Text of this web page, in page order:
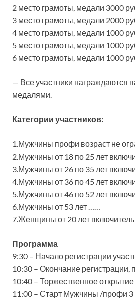
2 место грамоты, медали 3000
3 место грамоты, медали 2000
4 место грамоты, медали 1000
5 место грамоты, медали 1000
6 место грамоты, медали 1000
— Все участники награждаются
медалями.
Категории участников:
1.Мужчины профи возраст не
2.Мужчины от 18 по 25 лет
3.Мужчины от 26 по 35 лет
4.Мужчины от 36 по 45 лет
5.Мужчины от 46 по 52 лет
6.Мужчины от 53 лет ……
7.Женщины от 20 лет
Программа
9:30 – Начало регистрации
10:30 – Окончание регистрации,
10:40 – Торжественное
11:00 – Старт Мужчины /профи 3